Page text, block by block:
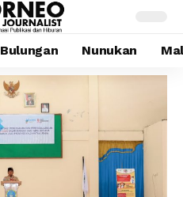
Bulungan Nunukan